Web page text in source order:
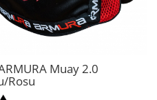
Muay 2.0
Rosu